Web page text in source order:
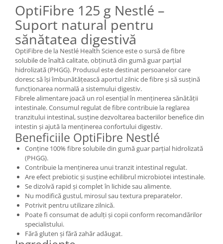
OptiFibre 125 g Nestlé –
Suport natural pentru
sănătatea digestivă
OptiFibre de la Nestlé Health Science este o sursă de fibre
solubile de înaltă calitate, obținută din gumă guar parțial
hidrolizată (PHGG). Produsul este destinat persoanelor care
doresc să își îmbunătățească aportul zilnic de fibre și să susțină
funcționarea normală a sistemului digestiv.
Fibrele alimentare joacă un rol esențial în menținerea sănătății
intestinale. Consumul regulat de fibre contribuie la reglarea
tranzitului intestinal, susține dezvoltarea bacteriilor benefice din
intestin și ajută la menținerea confortului digestiv.
Beneficiile OptiFibre Nestlé
Conține 100% fibre solubile din gumă guar parțial hidrolizată
(PHGG).
Contribuie la menținerea unui tranzit intestinal regulat.
Are efect prebiotic și susține echilibrul microbiotei intestinale.
Se dizolvă rapid și complet în lichide sau alimente.
Nu modifică gustul, mirosul sau textura preparatelor.
Potrivit pentru utilizare zilnică.
Poate fi consumat de adulți și copii conform recomandărilor
specialistului.
Fără gluten și fără zahăr adăugat.